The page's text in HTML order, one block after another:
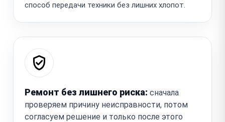
способ передачи техники без лишних хлопот.
Ремонт без лишнего риска: сначала
проверяем причину неисправности, потом
согласуем решение и только после этого